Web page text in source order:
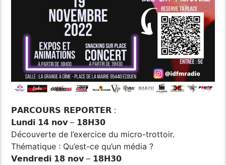
𝗣𝗔𝗥𝗖𝗢𝗨𝗥𝗦 𝗥𝗘𝗣𝗢𝗥𝗧𝗘𝗥 :
𝗟𝘂𝗻𝗱𝗶 𝟭𝟰 𝗻𝗼𝘃 – 𝟭𝟴𝗛𝟯𝟬
Découverte de l’exercice du micro-trottoir.
Thématique : Qu’est-ce qu’un média ?
𝗩𝗲𝗻𝗱𝗿𝗲𝗱𝗶 𝟭𝟴 𝗻𝗼𝘃 – 𝟭𝟴𝗛𝟯𝟬